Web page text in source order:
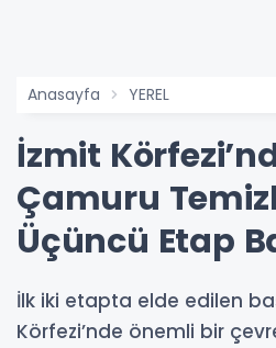
Anasayfa YEREL
İzmit
Çamuru
Üçüncü Etap
İlk iki etapta elde edilen
Körfezi’nde önemli bir